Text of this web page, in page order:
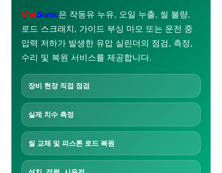
서비스
기업 교육
상담 및 설계
기계 가공
수리 · 유지보수
초음파 진동 스크린
초음파 코팅 시스템
애플리케이션 영상
초음파 용착기
다운로드
VietSonic은 작동유 누유, 오일 누출, 씰 불량,
로드 스크래치, 가이드 부싱 마모 또는 운전 중
압력 저하가 발생한 유압 실린더의 점검, 측정,
수리 및 복원 서비스를 제공합니다.
장비 현장 직접 점검
실제 치수 측정
씰 교체 및 피스톤 로드 복원